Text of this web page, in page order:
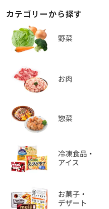
カテゴリーから探す